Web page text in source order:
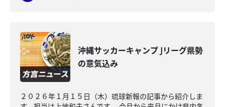
沖縄サッカーキャンプ Jリーグ県勢
の意気込み
２０２６年１月１５日（木）琉球新報の記事から紹介しま